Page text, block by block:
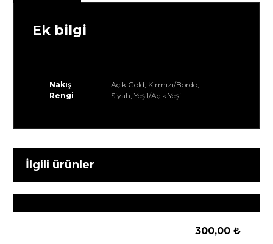
Ek bilgi
Nakış
Rengi
Açık Gold, Kırmızı/Bordo,
Siyah, Yeşil/Açık Yeşil
İlgili ürünler
300,00 ₺